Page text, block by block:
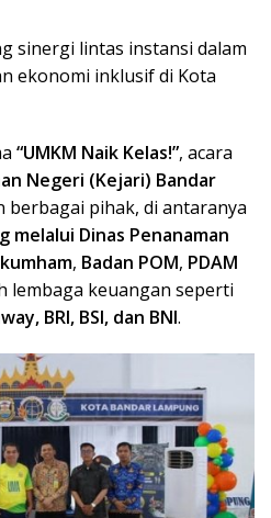
sinergi lintas instansi dalam
ekonomi inklusif di Kota
“UMKM Naik Kelas!”, acara
Negeri (Kejari) Bandar
berbagai pihak, di antaranya
melalui Dinas Penanaman
, Badan POM, PDAM
lembaga keuangan seperti
BRI, BSI, dan BNI.